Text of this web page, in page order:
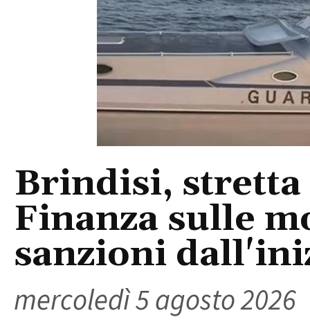
Brindisi, stretta
Finanza sulle
sanzioni
mercoledì 5 agosto 2026